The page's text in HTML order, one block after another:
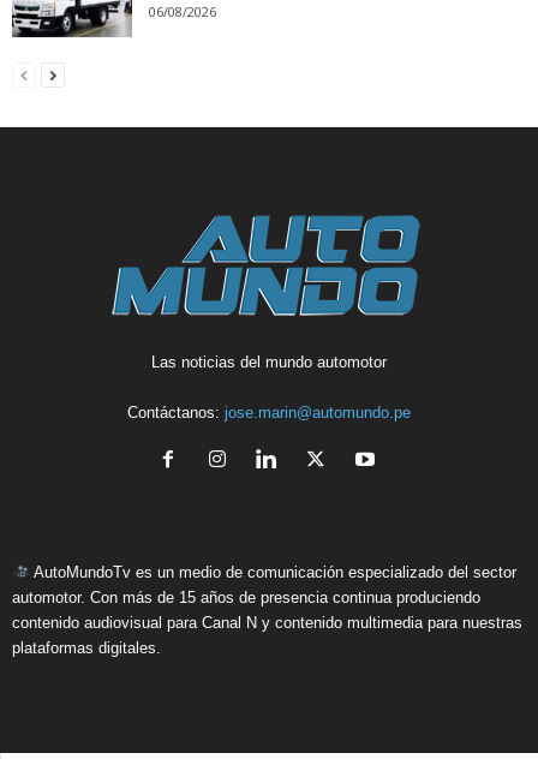
06/08/2026
Las noticias del mundo automotor
Contáctanos: jose.marin@automundo.pe
AutoMundoTv es un medio de comunicación especializado del sector
automotor. Con más de 15 años de presencia continua produciendo
contenido audiovisual para Canal N y contenido multimedia para nuestras
plataformas digitales.